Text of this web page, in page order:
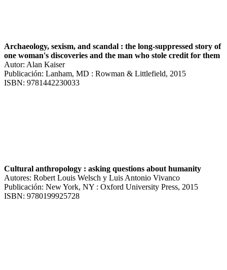
Archaeology, sexism, and scandal : the long-suppressed story of
one woman's discoveries and the man who stole credit for them
Autor: Alan Kaiser
Publicación: Lanham, MD : Rowman & Littlefield, 2015
ISBN: 9781442230033
Cultural anthropology : asking questions about humanity
Autores: Robert Louis Welsch y Luis Antonio Vivanco
Publicación: New York, NY : Oxford University Press, 2015
ISBN: 9780199925728